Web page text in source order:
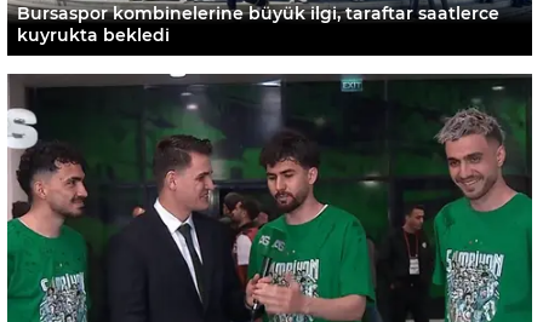
Bursaspor kombinelerine büyük ilgi, taraftar saatlerce
kuyrukta bekledi